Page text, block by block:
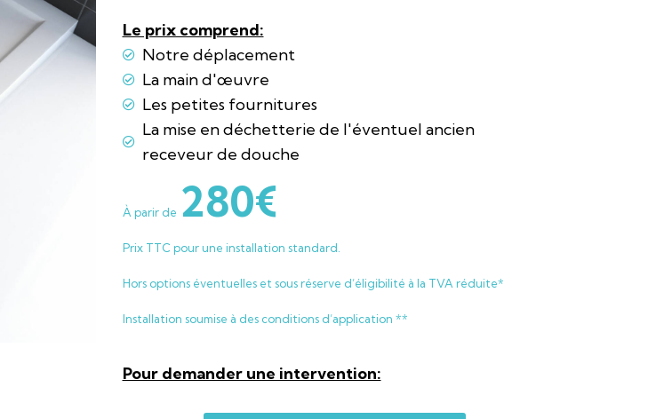
Le prix comprend:
Notre déplacement
La main d'œuvre
Les petites fournitures
La mise en déchetterie de l'éventuel ancien
receveur de douche
À parir de 280€
Prix TTC pour une installation standard.
Hors options éventuelles et sous réserve d’éligibilité à la TVA réduite*
Installation soumise à des conditions d’application **
Pour demander une intervention: